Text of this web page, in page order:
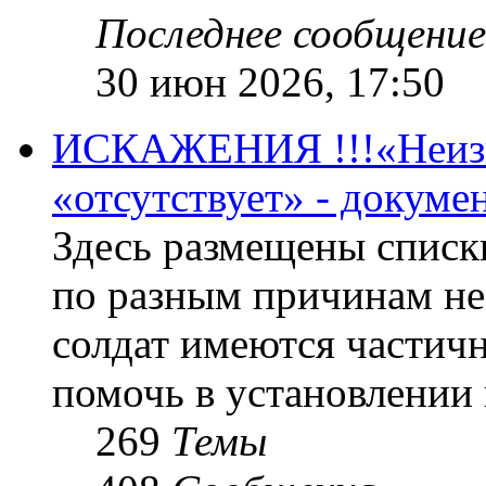
Последнее сообщение
30 июн 2026, 17:50
ИСКАЖЕНИЯ
«отсутствует» -
Здесь размещены
по разным причинам
солдат имеются
помочь в
269 Темы